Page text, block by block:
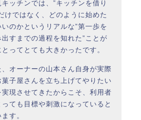
キッチンでは、”キッチンを借り
けではなく、どのように始めた
いのかというリアルな”第一歩を
出すまでの過程を知れた”ことが
とってとても大きかったです。
、オーナーの山本さん自身が実際
菓子屋さんを立ち上げてやりたい
実現させてきたからこそ、利用者
っても目標や刺激になっていると
す。